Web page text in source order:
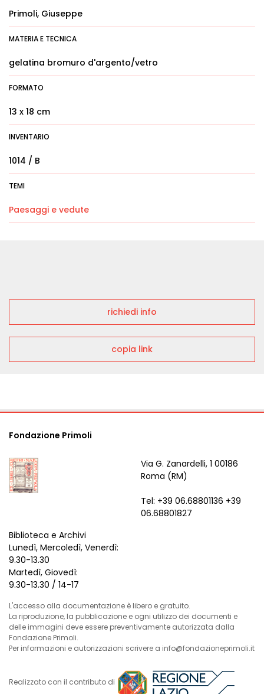
Primoli, Giuseppe
MATERIA E TECNICA
gelatina bromuro d'argento/vetro
FORMATO
13 x 18 cm
INVENTARIO
1014 / B
TEMI
Paesaggi e vedute
richiedi info
copia link
Fondazione Primoli
Via G. Zanardelli, 1 00186
Roma (RM)
Tel: +39 06.68801136 +39
06.68801827
Biblioteca e Archivi
Lunedì, Mercoledì, Venerdì:
9.30-13.30
Martedì, Giovedì:
9.30-13.30 / 14-17
L'accesso alla documentazione è libero e gratuito.
La riproduzione, la pubblicazione e ogni utilizzo dei documenti e
delle immagini deve essere preventivamente autorizzata dalla
Fondazione Primoli.
Per informazioni e autorizzazioni scrivere a info@fondazioneprimoli.it
Realizzato con il contributo di